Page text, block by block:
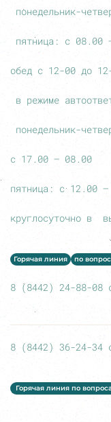
понедельник-
пятница: с 08.00
обед с 12-00 до
в режиме
понедельник-
с 17.00 – 08.00
пятница: с 12.00
круглосуточно в
Горячая линия по
8 (8442) 24-88-08
8 (8442) 36-24-34
Горячая линия по